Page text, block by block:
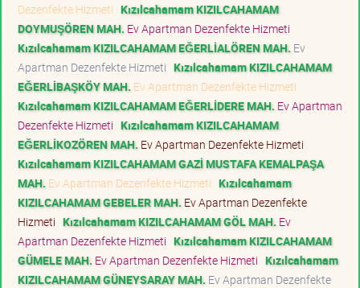
Dezenfekte Hizmeti Kızılcahamam KIZILCAHAMAM
DOYMUŞÖREN MAH. Ev Apartman Dezenfekte Hizmeti
Kızılcahamam KIZILCAHAMAM EĞERLİALÖREN MAH. Ev
Apartman Dezenfekte Hizmeti Kızılcahamam KIZILCAHAMAM
EĞERLİBAŞKÖY MAH. Ev Apartman Dezenfekte Hizmeti
Kızılcahamam KIZILCAHAMAM EĞERLİDERE MAH. Ev Apartman
Dezenfekte Hizmeti Kızılcahamam KIZILCAHAMAM
EĞERLİKOZÖREN MAH. Ev Apartman Dezenfekte Hizmeti
Kızılcahamam KIZILCAHAMAM GAZİ MUSTAFA KEMALPAŞA
MAH. Ev Apartman Dezenfekte Hizmeti Kızılcahamam
KIZILCAHAMAM GEBELER MAH. Ev Apartman Dezenfekte
Hizmeti Kızılcahamam KIZILCAHAMAM GÖL MAH. Ev
Apartman Dezenfekte Hizmeti Kızılcahamam KIZILCAHAMAM
GÜMELE MAH. Ev Apartman Dezenfekte Hizmeti Kızılcahamam
KIZILCAHAMAM GÜNEYSARAY MAH. Ev Apartman Dezenfekte